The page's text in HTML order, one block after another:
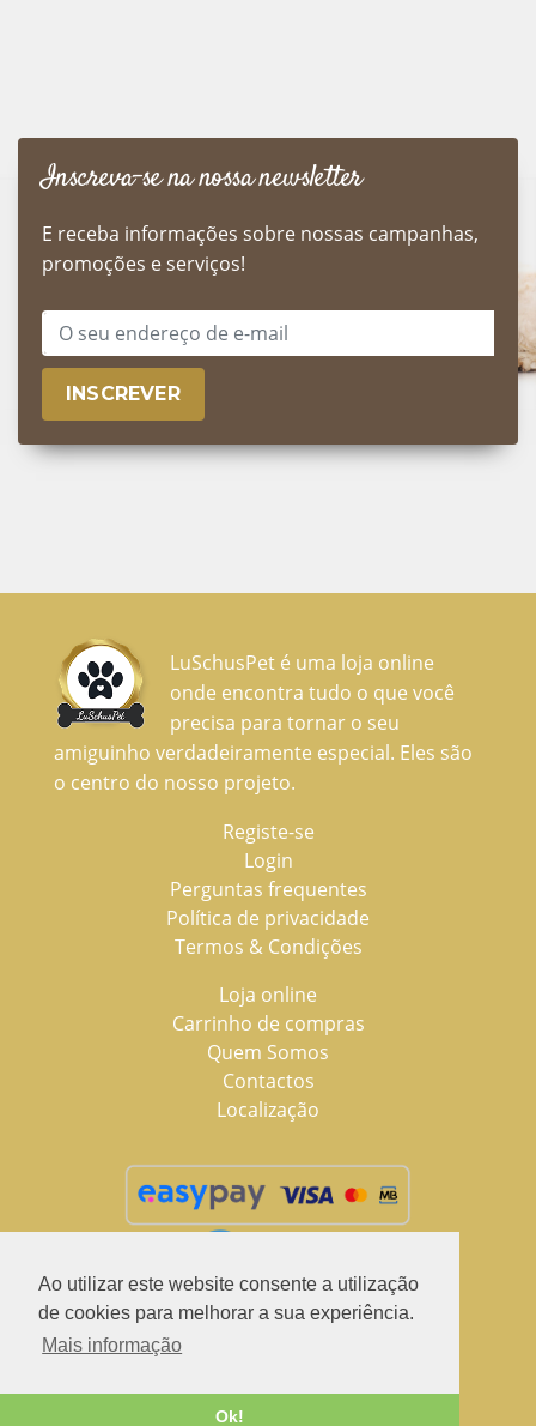
Ao utilizar este website consente a utilização
de cookies para melhorar a sua experiência.
Mais informação
Ok!
Inscreva-se na nossa newsletter
E receba informações sobre nossas campanhas,
promoções e serviços!
INSCREVER
LuSchusPet é uma loja online
onde encontra tudo o que você
precisa para tornar o seu
amiguinho verdadeiramente especial. Eles são
o centro do nosso projeto.
Registe-se
Login
Perguntas frequentes
Política de privacidade
Termos & Condições
Loja online
Carrinho de compras
Quem Somos
Contactos
Localização
Desenvolvido por